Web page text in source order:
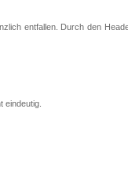
entfallen. Durch den
eindeutig.